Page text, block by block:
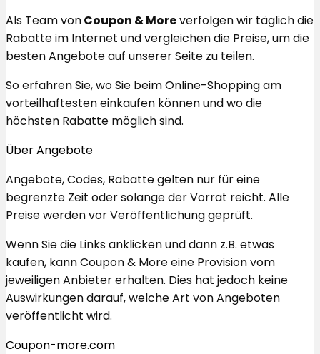
Als Team vonCoupon & Moreverfolgen wir täglich die
Rabatte im Internet und vergleichen die Preise, um die
besten Angebote auf unserer Seite zu teilen.
So erfahren Sie, wo Sie beim Online-Shopping am
vorteilhaftesten einkaufen können und wo die
höchsten Rabatte möglich sind.
Über Angebote
Angebote, Codes, Rabatte gelten nur für eine
begrenzte Zeit oder solange der Vorrat reicht. Alle
Preise werden vor Veröffentlichung geprüft.
Wenn Sie die Links anklicken und dann z.B. etwas
kaufen, kann Coupon & More eine Provision vom
jeweiligen Anbieter erhalten. Dies hat jedoch keine
Auswirkungen darauf, welche Art von Angeboten
veröffentlicht wird.
Coupon-more.com